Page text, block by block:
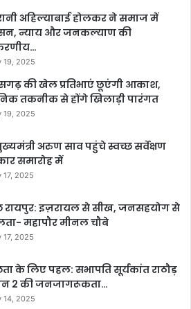
अहिल्याबाई होलकर ने समाज में
न्याय और जनकल्याण की
19, 2025
की खेल प्रतिभाएं छूएंगी आकाश,
तकनीक से होंगे खिलाड़ी पारंगत
19, 2025
अरुण साव पहुंचे स्वच्छ सर्वेक्षण
समारोह में
17, 2025
रायपुर: इज़रायल से सीख, जनसहयोग से
महापौर मीनल चौबे
17, 2025
के लिए पहल: सभापति सूर्यकांत राठौड़
2 की जनजागरूकता…
14, 2025